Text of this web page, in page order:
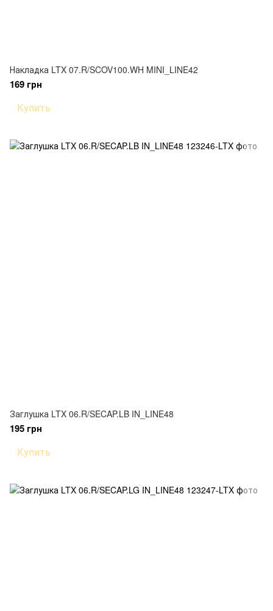
Накладка LTX 07.R/SCOV100.WH MINI_LINE42
169 грн
Купить
Заглушка LTX 06.R/SECAP.LB IN_LINE48
195 грн
Купить